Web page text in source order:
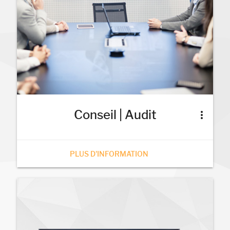
Conseil | Audit more_vert
PLUS D'INFORMATION